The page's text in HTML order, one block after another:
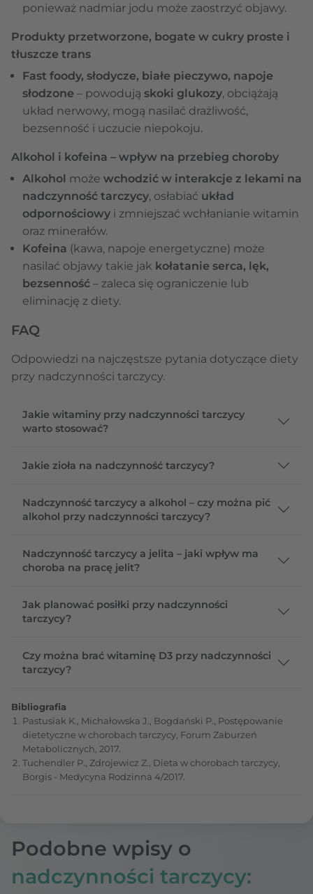
ponieważ nadmiar jodu może zaostrzyć objawy.
Produkty przetworzone, bogate w cukry proste i
tłuszcze trans
Fast foody, słodycze, białe pieczywo, napoje
słodzone – powodują skoki glukozy, obciążają
układ nerwowy, mogą nasilać drażliwość,
bezsenność i uczucie niepokoju.
Alkohol i kofeina – wpływ na przebieg choroby
Alkohol może wchodzić w interakcje z lekami na
nadczynność tarczycy, osłabiać układ
odpornościowy i zmniejszać wchłanianie witamin
oraz minerałów.
Kofeina (kawa, napoje energetyczne) może
nasilać objawy takie jak kołatanie serca, lęk,
bezsenność – zaleca się ograniczenie lub
eliminację z diety.
FAQ
Odpowiedzi na najczęstsze pytania dotyczące diety
przy nadczynności tarczycy.
Jakie witaminy przy nadczynności tarczycy
warto stosować?
Jakie zioła na nadczynność tarczycy?
Nadczynność tarczycy a alkohol – czy można pić
alkohol przy nadczynności tarczycy?
Nadczynność tarczycy a jelita – jaki wpływ ma
choroba na pracę jelit?
Jak planować posiłki przy nadczynności
tarczycy?
Czy można brać witaminę D3 przy nadczynności
tarczycy?
Bibliografia
Pastusiak K., Michałowska J., Bogdański P., Postępowanie
dietetyczne w chorobach tarczycy, Forum Zaburzeń
Metabolicznych, 2017.
Tuchendler P., Zdrojewicz Z., Dieta w chorobach tarczycy,
Borgis - Medycyna Rodzinna 4/2017.
Podobne wpisy o
nadczynności tarczycy: